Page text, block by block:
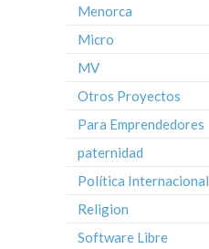
Menorca
Micro
MV
Otros Proyectos
Para Emprendedores
paternidad
Política Internacional
Religion
Software Libre